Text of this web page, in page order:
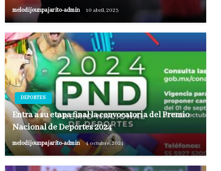
melodijounpajarito-admin 10 abril, 2023
DEPORTES
Entra a su etapa final la convocatoria del Premio
Nacional de Deportes 2024
melodijounpajarito-admin 4 octubre, 2024